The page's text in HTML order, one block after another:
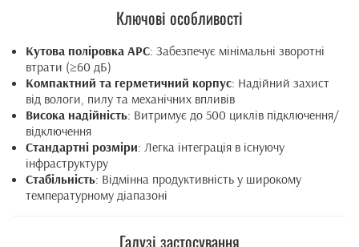
Ключові особливості
Кутова поліровка APC: Забезпечує мінімальні зворотні
втрати (≥60 дБ)
Компактний та герметичний корпус: Надійний захист
від вологи, пилу та механічних впливів
Висока надійність: Витримує до 500 циклів підключення/
відключення
Стандартні розміри: Легка інтеграція в існуючу
інфраструктуру
Стабільність: Відмінна продуктивність у широкому
температурному діапазоні
Галузі застосування